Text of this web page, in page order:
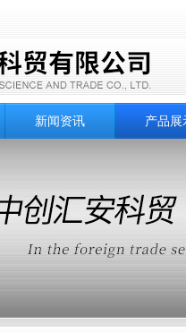
新闻资讯 产品展